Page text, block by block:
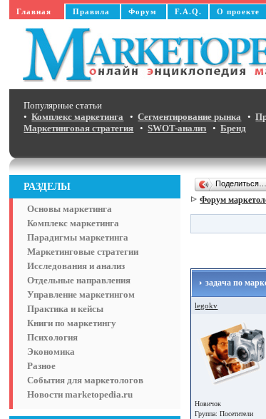
Главная Правила Форум F.A.Q. О проекте
Популярные статьи
•Комплекс маркетинга •Сегментирование рынка •
Маркетинговая стратегия •SWOT-анализ •Бренд
РАЗДЕЛЫ
Основы маркетинга
Комплекс маркетинга
Парадигмы маркетинга
Маркетинговые стратегии
Исследования и анализ
Отдельные направления
Управление маркетингом
Практика и кейсы
Книги по маркетингу
Психология
Экономика
Разное
События для маркетологов
Новости marketopedia.ru
Поделиться…
Форум
задача по
legokv
Новичок
Группа:Посетители